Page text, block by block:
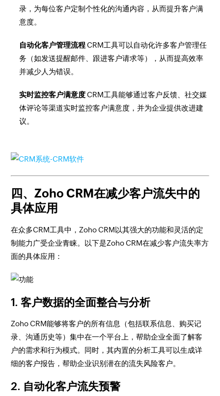
录，为每位客户定制个性化的沟通内容，从而提升客户满
意度。
自动化客户管理流程CRM工具可以自动化许多客户管理任
务（如发送提醒邮件、跟进客户请求等），从而提高效率
并减少人为错误。
实时监控客户满意度CRM工具能够通过客户反馈、社交媒
体评论等渠道实时监控客户满意度，并为企业提供改进建
议。
四、Zoho CRM在减少客户流失中的
具体应用
在众多CRM工具中，Zoho CRM以其强大的功能和灵活的定
制能力广受企业青睐。以下是Zoho CRM在减少客户流失率方
面的具体应用：
1.客户数据的全面整合与分析
Zoho CRM能够将客户的所有信息（包括联系信息、购买记
录、沟通历史等）集中在一个平台上，帮助企业全面了解客
户的需求和行为模式。同时，其内置的分析工具可以生成详
细的客户报告，帮助企业识别潜在的流失风险客户。
2. 自动化客户流失预警